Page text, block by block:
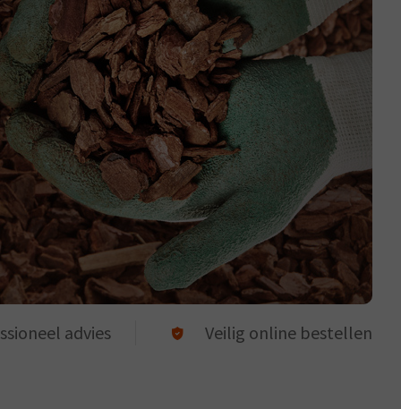
advies Veilig online bestellen